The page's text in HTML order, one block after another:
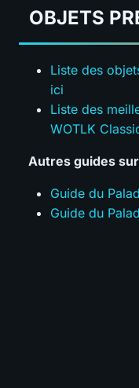
OBJETS
Liste des
ici
Liste des
WOTLK
Autres guides sur
Guide du
Guide du